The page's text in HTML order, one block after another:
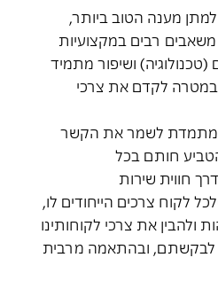
מענה הטוב ביותר,
רבים במקצועיות
ושיפור מתמיד
לקדם את צרכי
מתמדת לשמר את הקשר
חותם בכל
חווית שירות
לקוח צרכים הייחודים לו,
ולהבין את צרכי לקוחותינו
לבקשתם, ובהתאמה מרבית